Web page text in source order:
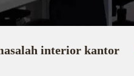
interior kantor